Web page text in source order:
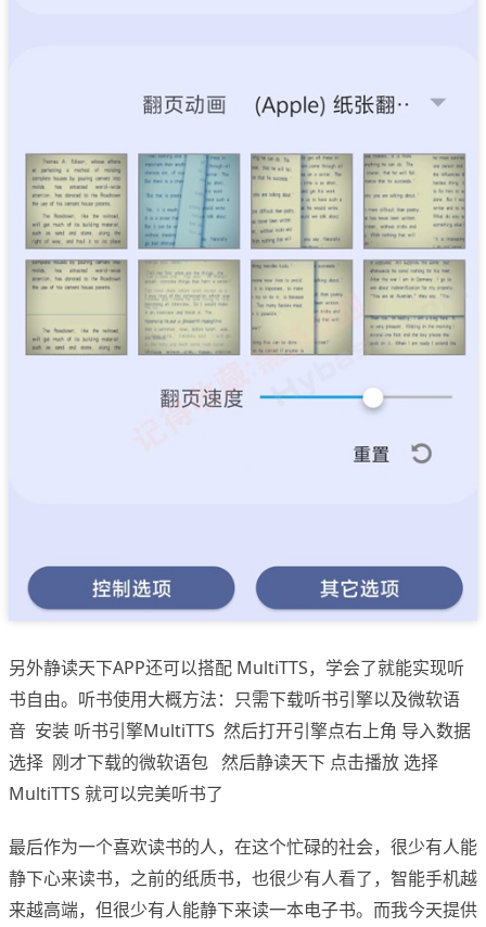
另外静读天下APP还可以搭配 MultiTTS，学会了就能实现听
书自由。听书使用大概方法：只需下载听书引擎以及微软语
音 安装 听书引擎MultiTTS 然后打开引擎点右上角 导入数据
选择 刚才下载的微软语包 然后静读天下 点击播放 选择
MultiTTS 就可以完美听书了
最后作为一个喜欢读书的人，在这个忙碌的社会，很少有人能
静下心来读书，之前的纸质书，也很少有人看了，智能手机越
来越高端，但很少有人能静下来读一本电子书。而我今天提供